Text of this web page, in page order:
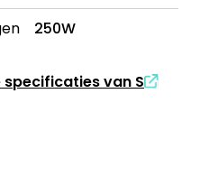
250W
van S